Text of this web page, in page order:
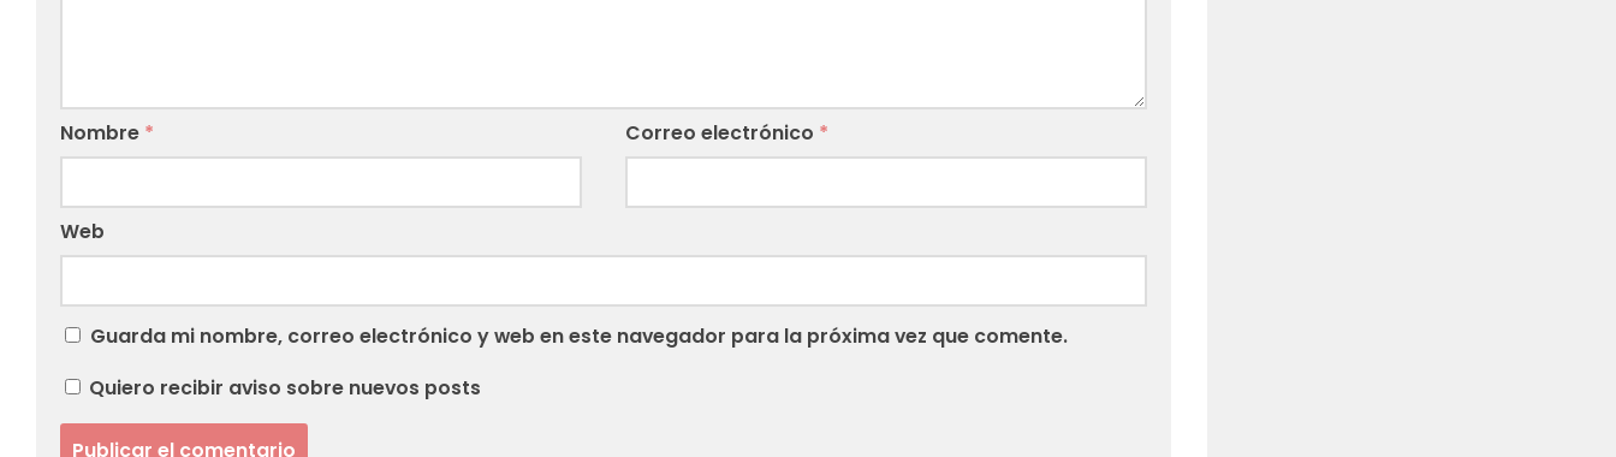
Nombre * Correo electrónico *
Web
Guarda mi nombre, correo electrónico y web en este navegador para la próxima vez que comente.
Quiero recibir aviso sobre nuevos posts